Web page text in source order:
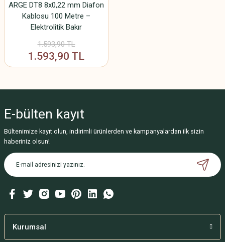
ARGE DT8 8x0,22 mm Diafon
Kablosu 100 Metre –
Elektrolitik Bakır
1.593,90 TL
1.593,90 TL
E-bülten kayıt
Bültenimize kayıt olun, indirimli ürünlerden ve kampanyalardan ilk sizin
haberiniz olsun!
Kurumsal